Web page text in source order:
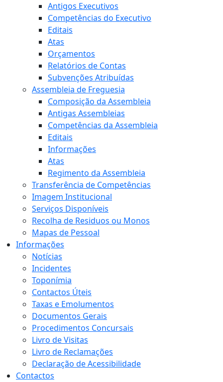
Antigos Executivos
Competências do Executivo
Editais
Atas
Orçamentos
Relatórios de Contas
Subvenções Atribuídas
Assembleia de Freguesia
Composição da Assembleia
Antigas Assembleias
Competências da Assembleia
Editais
Informações
Atas
Regimento da Assembleia
Transferência de Competências
Imagem Institucional
Serviços Disponíveis
Recolha de Residuos ou Monos
Mapas de Pessoal
Informações
Notícias
Incidentes
Toponímia
Contactos Úteis
Taxas e Emolumentos
Documentos Gerais
Procedimentos Concursais
Livro de Visitas
Livro de Reclamações
Declaração de Acessibilidade
Contactos